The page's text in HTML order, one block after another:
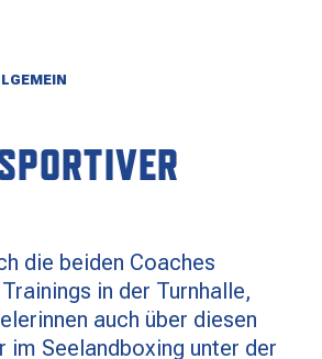
die beiden Coaches
in der Turnhalle,
auch über diesen
im Seelandboxing unter der